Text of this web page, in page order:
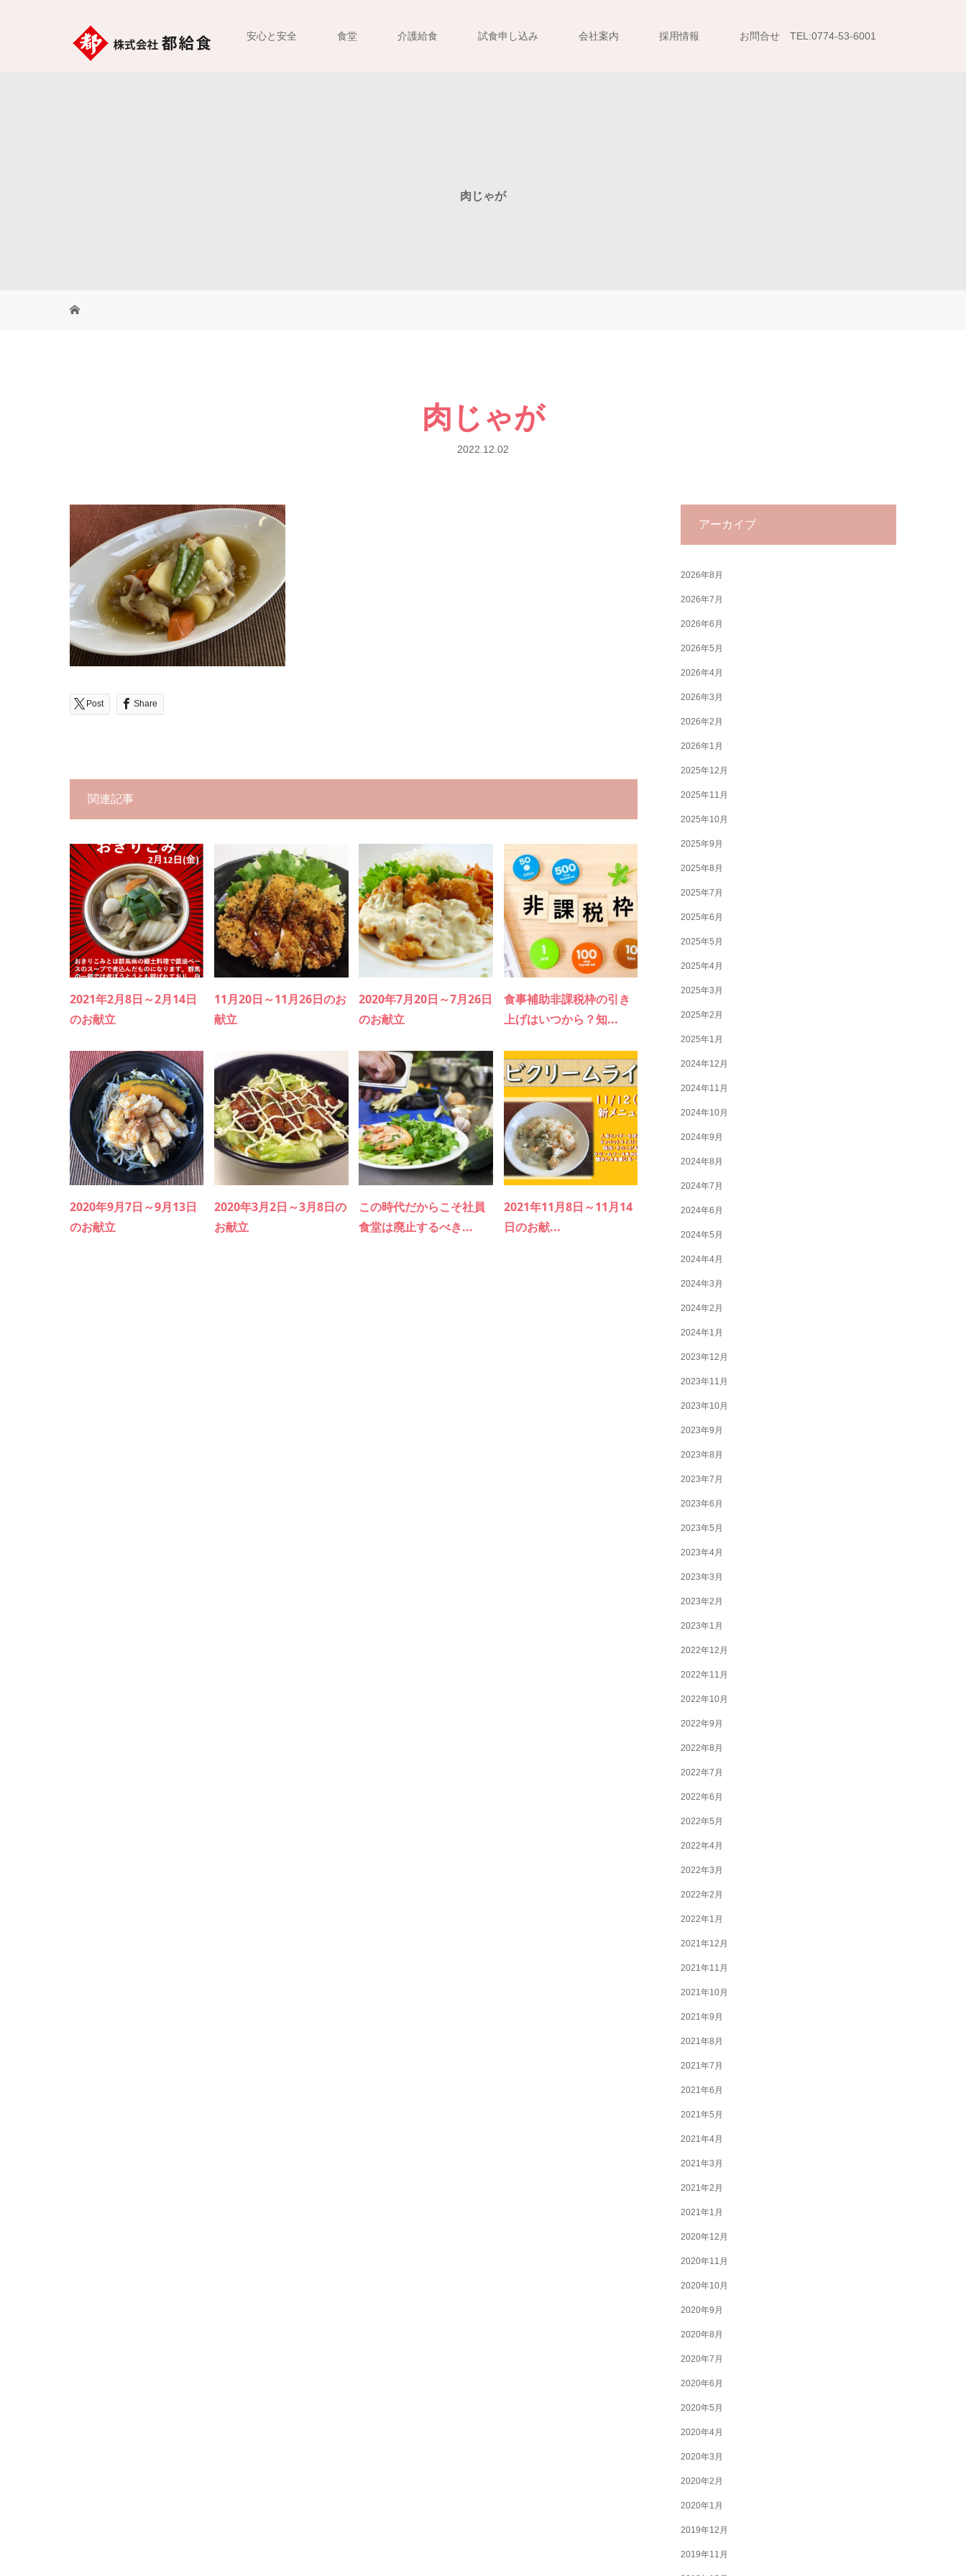
安心と安全 食堂 介護給食 試食申し込み 会社案内 採用情報 お問合せ TEL:0774-53-6001
肉じゃが
肉じゃが
2022.12.02
Post Share
関連記事
2021年2月8日～2月14日
のお献立
11月20日～11月26日のお
献立
2020年7月20日～7月26日
のお献立
食事補助非課税枠の引き
上げはいつから？知...
2020年9月7日～9月13日
のお献立
2020年3月2日～3月8日の
お献立
この時代だからこそ社員
食堂は廃止するべき...
2021年11月8日～11月14
日のお献...
アーカイブ
2026年8月
2026年7月
2026年6月
2026年5月
2026年4月
2026年3月
2026年2月
2026年1月
2025年12月
2025年11月
2025年10月
2025年9月
2025年8月
2025年7月
2025年6月
2025年5月
2025年4月
2025年3月
2025年2月
2025年1月
2024年12月
2024年11月
2024年10月
2024年9月
2024年8月
2024年7月
2024年6月
2024年5月
2024年4月
2024年3月
2024年2月
2024年1月
2023年12月
2023年11月
2023年10月
2023年9月
2023年8月
2023年7月
2023年6月
2023年5月
2023年4月
2023年3月
2023年2月
2023年1月
2022年12月
2022年11月
2022年10月
2022年9月
2022年8月
2022年7月
2022年6月
2022年5月
2022年4月
2022年3月
2022年2月
2022年1月
2021年12月
2021年11月
2021年10月
2021年9月
2021年8月
2021年7月
2021年6月
2021年5月
2021年4月
2021年3月
2021年2月
2021年1月
2020年12月
2020年11月
2020年10月
2020年9月
2020年8月
2020年7月
2020年6月
2020年5月
2020年4月
2020年3月
2020年2月
2020年1月
2019年12月
2019年11月